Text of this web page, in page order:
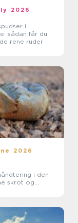
2026
i
sådan får du
rene ruder
2026
i den
skrot og